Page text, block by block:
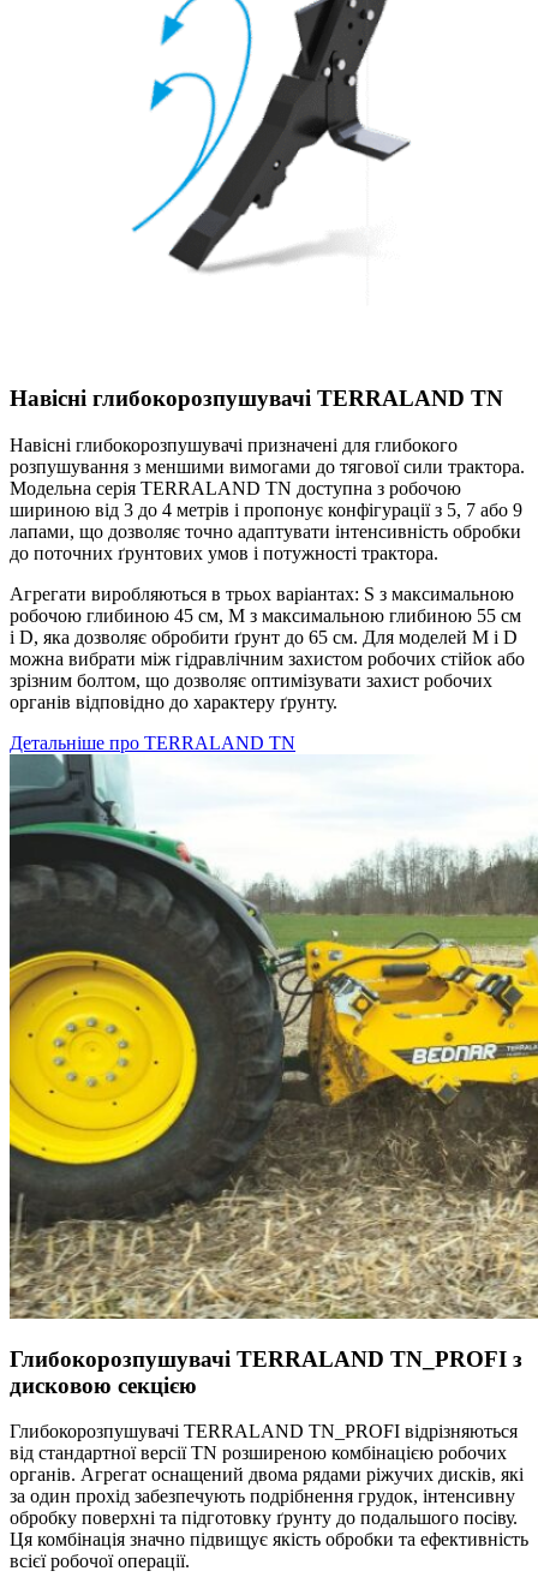
Навісні глибокорозпушувачі TERRALAND TN
Навісні глибокорозпушувачі призначені для глибокого
розпушування з меншими вимогами до тягової сили трактора.
Модельна серія TERRALAND TN доступна з робочою
шириною від 3 до 4 метрів і пропонує конфігурації з 5, 7 або 9
лапами, що дозволяє точно адаптувати інтенсивність обробки
до поточних ґрунтових умов і потужності трактора.
Агрегати виробляються в трьох варіантах: S з максимальною
робочою глибиною 45 см, M з максимальною глибиною 55 см
і D, яка дозволяє обробити ґрунт до 65 см. Для моделей M і D
можна вибрати між гідравлічним захистом робочих стійок або
зрізним болтом, що дозволяє оптимізувати захист робочих
органів відповідно до характеру ґрунту.
Детальніше про TERRALAND TN
Глибокорозпушувачі TERRALAND TN_PROFI з
дисковою секцією
Глибокорозпушувачі TERRALAND TN_PROFI відрізняються
від стандартної версії TN розширеною комбінацією робочих
органів. Агрегат оснащений двома рядами ріжучих дисків, які
за один прохід забезпечують подрібнення грудок, інтенсивну
обробку поверхні та підготовку ґрунту до подальшого посіву.
Ця комбінація значно підвищує якість обробки та ефективність
всієї робочої операції.